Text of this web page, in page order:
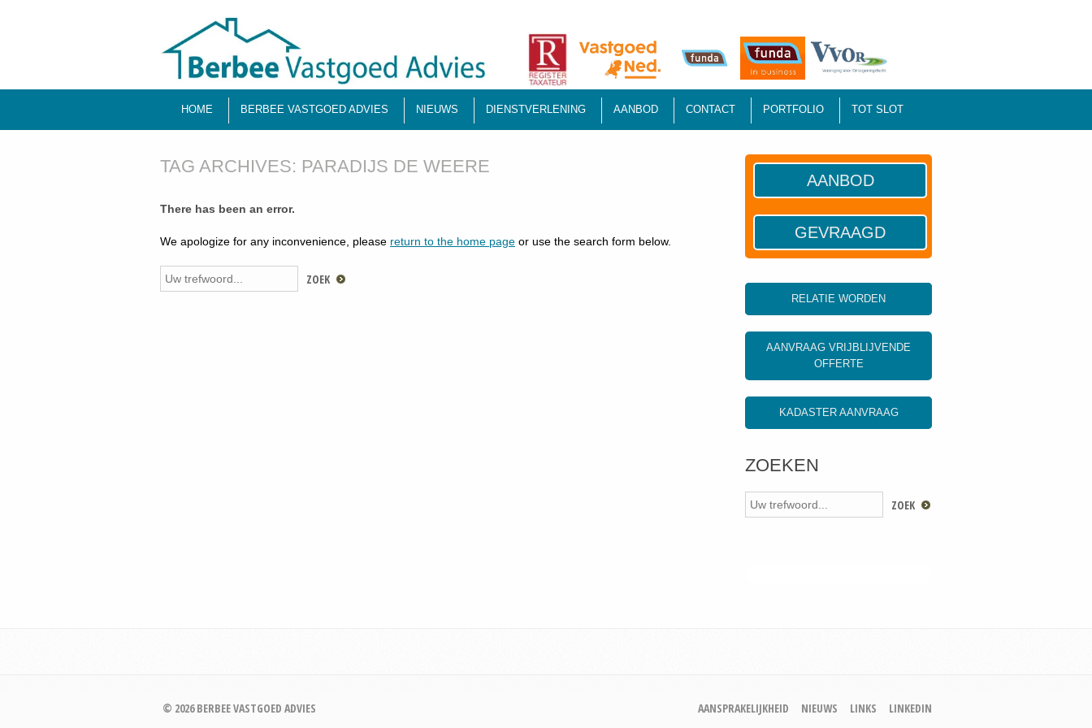
HOME BERBEE VASTGOED ADVIES NIEUWS DIENSTVERLENING AANBOD CONTACT PORTFOLIO TOT SLOT
TAG ARCHIVES: PARADIJS DE WEERE
There has been an error.
We apologize for any inconvenience, please return to the home page or use the search form below.
AANBOD
GEVRAAGD
RELATIE WORDEN
AANVRAAG VRIJBLIJVENDE
OFFERTE
KADASTER AANVRAAG
ZOEKEN
AANSPRAKELIJKHEID NIEUWS LINKS LINKEDIN
© 2026 BERBEE VASTGOED ADVIES